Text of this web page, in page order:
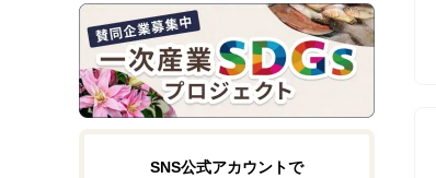
SNS公式アカウントで